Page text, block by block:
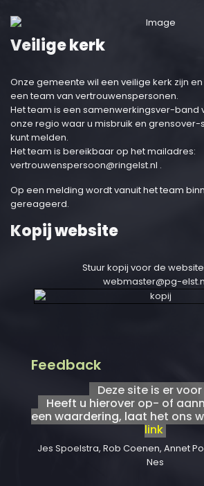
Veilige kerk
Onze gemeente wil een veilige kerk zijn
een team van vertrouwenspersonen.
Het team is een samenwerkingsver-band
onze regio waar u misbruik en
kunt melden.
Het team is bereikbaar op het mailadres:
vertrouwenspersoon@ringelst.nl .
Op een melding wordt vanuit het team
gereageerd.
Kopij website
Stuur kopij voor de
webmaster@pg-
Feedback
Deze site is er voor
Heeft u hierover op- of
een waardering, laat het ons
link
Jes Spoelstra, Rob Coenen, Annet
Nes